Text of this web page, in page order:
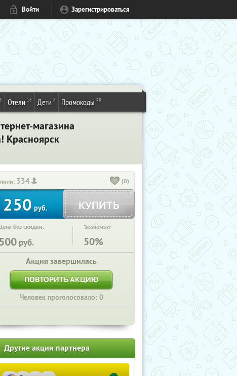
Войти Зарегистрироваться
Отели 16 Дети 6 Промокоды 48
магазина
Красноярск
334 (0)
250 руб. КУПИТЬ
без скидки:
500 руб.
Экономия:
50%
Акция завершилась
ПОВТОРИТЬ АКЦИЮ
Человек проголосовало: 0
Другие акции партнера